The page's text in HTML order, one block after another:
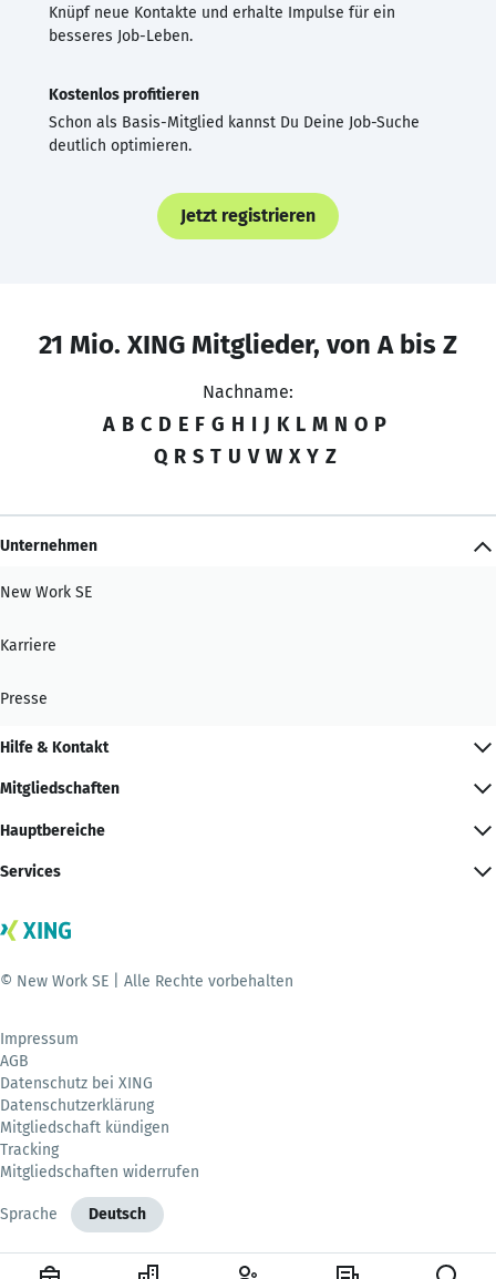
Knüpf neue Kontakte und erhalte Impulse für ein
besseres Job-Leben.
Kostenlos profitieren
Schon als Basis-Mitglied kannst Du Deine Job-Suche
deutlich optimieren.
Jetzt registrieren
21 Mio. XING Mitglieder, von A bis Z
Nachname:
A B C D E F G H I J K L M N O P
Q R S T U V W X Y Z
Unternehmen
New Work SE
Karriere
Presse
Hilfe & Kontakt
Mitgliedschaften
Hauptbereiche
Services
© New Work SE | Alle Rechte vorbehalten
Impressum
AGB
Datenschutz bei XING
Datenschutzerklärung
Mitgliedschaft kündigen
Tracking
Mitgliedschaften widerrufen
Sprache Deutsch